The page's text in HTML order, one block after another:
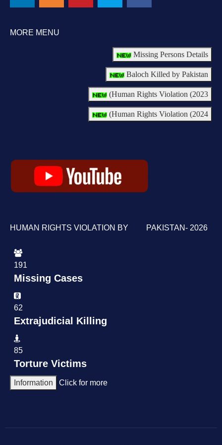
MORE MENU
Missing Persons Details
Baloch Killed by Pakistan
Human Rights Violation (2023)
Human Rights Violation (2024)
HUMAN RIGHTS VIOLATION BY PAKISTAN- 2026
191
Missing Cases
62
Extrajudicial Killing
85
Torture Victims
Click for more
Information